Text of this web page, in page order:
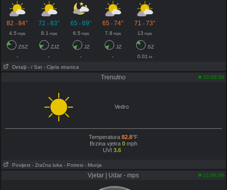
82 -84° 72 - 83° 65 - 69° 65 - 74° 71 - 73°
4.5 mps 8.1 mps 6.5 mps 7.8 mps 13 mps
ZSZ ZJZ JZ JZ
SZ
-
- - - 0.01 in
Detalji - / Sat - Cijela stranica
Trenutno 10:55:00
Vedro
Temperatura82.8°F
Brzina vjetra 0mph
UVI 3.6
Povijest - Zračna luka - Potresi - Munja
Vjetar | Udar - mps 11:06:00